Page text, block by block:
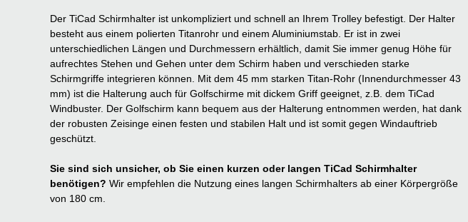
Der TiCad Schirmhalter ist unkompliziert und schnell an Ihrem Trolley befestigt. Der Halter
besteht aus einem polierten Titanrohr und einem Aluminiumstab. Er ist in zwei
unterschiedlichen Längen und Durchmessern erhältlich, damit Sie immer genug Höhe für
aufrechtes Stehen und Gehen unter dem Schirm haben und verschieden starke
Schirmgriffe integrieren können. Mit dem 45 mm starken Titan-Rohr (Innendurchmesser 43
mm) ist die Halterung auch für Golfschirme mit dickem Griff geeignet, z.B. dem TiCad
Windbuster. Der Golfschirm kann bequem aus der Halterung entnommen werden, hat dank
der robusten Zeisinge einen festen und stabilen Halt und ist somit gegen Windauftrieb
geschützt.
Sie sind sich unsicher, ob Sie einen kurzen oder langen TiCad Schirmhalter
benötigen? Wir empfehlen die Nutzung eines langen Schirmhalters ab einer Körpergröße
von 180 cm.